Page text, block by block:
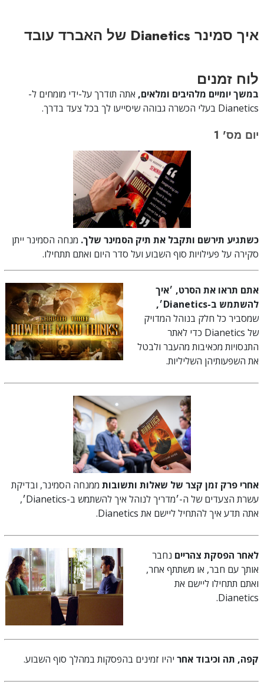
איך סמינר Dianetics של האברד עובד
לוח זמנים
במשך יומיים מלהיבים ומלאים, אתה תודרך על-ידי מומחים ל-
Dianetics בעלי הכשרה גבוהה שיסייעו לך בכל צעד בדרך.
יום מס' 1
כשתגיע תירשם ותקבל את תיק הסמינר שלך. מנחה הסמינר ייתן
סקירה על פעילויות סוף השבוע ועל סדר היום ואתם תתחילו.
אתם תראו את הסרט, ׳איך
להשתמש ב-Dianetics׳,
שמסביר כל חלק בנוהל המדויק
של Dianetics כדי לאתר
התנסויות מכאיבות מהעבר ולבטל
את השפעותיהן השליליות.
אחרי פרק זמן קצר של שאלות ותשובות ממנחה הסמינר, ובדיקת
עשרת הצעדים של
ה-׳מדריך לנוהל איך להשתמש ב-Dianetics׳,
אתה תדע איך להתחיל ליישם את Dianetics.
לאחר הפסקת צהריים נחבר
אותך עם חבר, או משתתף אחר,
ואתם תתחילו ליישם את
Dianetics.
קפה, תה וכיבוד אחר יהיו זמינים בהפסקות במהלך סוף השבוע.